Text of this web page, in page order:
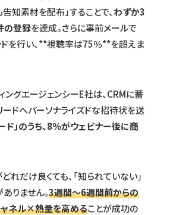
知素材を配布」することで、わずか3
の登録を達成。さらに事前メールで
を行い、**視聴率は75％**を超えま
ングエージェンシーE社は、CRMに蓄
ドへパーソナライズドな招待状を送
ド」のうち、8％がウェビナー後に商
れだけ良くても、「知られていない」
りません。3週間〜6週間前からの
ャネル×熱量を高めることが成功の